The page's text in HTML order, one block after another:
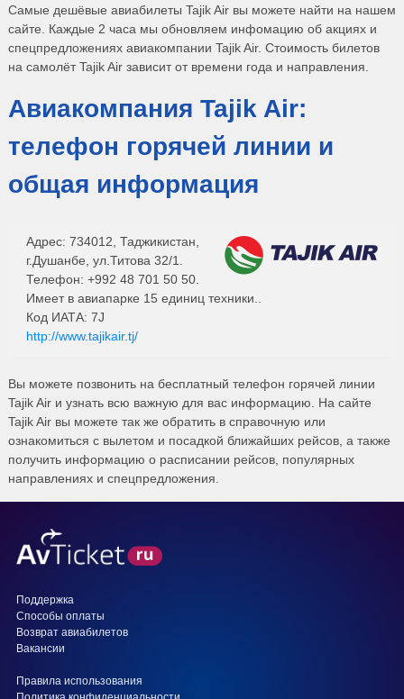
Самые дешёвые авиабилеты Tajik Air вы можете найти на нашем
сайте. Каждые 2 часа мы обновляем инфомацию об акциях и
спецпредложениях авиакомпании Tajik Air. Стоимость билетов
на самолёт Tajik Air зависит от времени года и направления.
Авиакомпания Tajik Air:
телефон горячей линии и
общая информация
Адрес: 734012, Таджикистан,
г.Душанбе, ул.Титова 32/1.
Телефон: +992 48 701 50 50.
Имеет в авиапарке 15 единиц техники..
Код ИАТА: 7J
http://www.tajikair.tj/
Вы можете позвонить на бесплатный телефон горячей линии
Tajik Air и узнать всю важную для вас информацию. На сайте
Tajik Air вы можете так же обратить в справочную или
ознакомиться с вылетом и посадкой ближайших рейсов, а также
получить информацию о расписании рейсов, популярных
направлениях и спецпредложения.
Поддержка
Способы оплаты
Возврат авиабилетов
Вакансии
Правила использования